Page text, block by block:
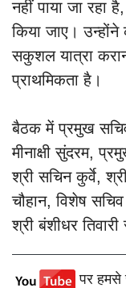
नहीं पाया जा रहा
किया जाए।
सकुशल यात्रा
प्राथमिकता है।
बैठक में प्रमुख
मीनाक्षी सुंदरम,
श्री सचिन कुर्वे,
चौहान, विशेष
श्री बंशीधर
पर